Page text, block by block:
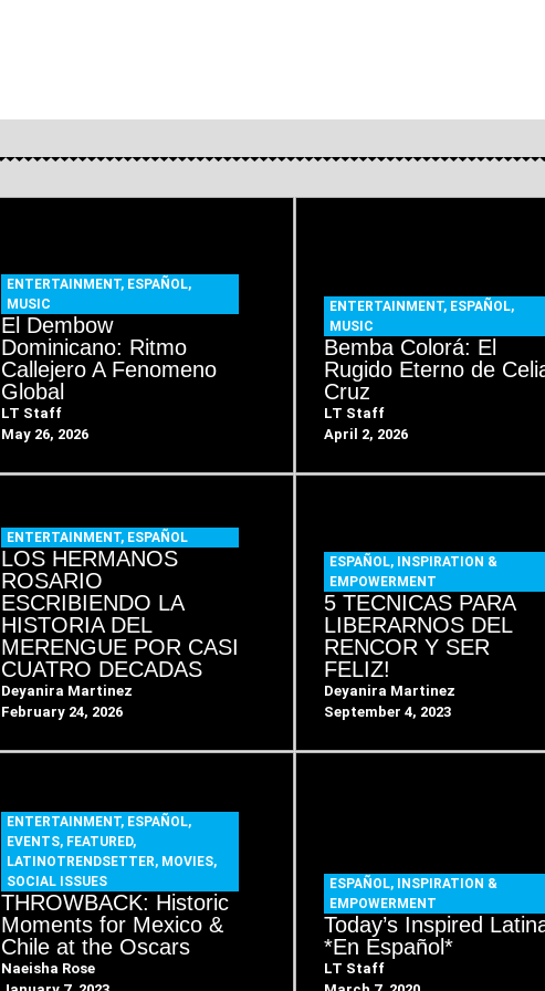
ENTERTAINMENT, ESPAÑOL,
MUSIC
El Dembow
Dominicano: Ritmo
Callejero A Fenomeno
Global
LT Staff
May 26, 2026
ENTERTAINMENT, ESPAÑOL,
MUSIC
Bemba Colorá: El
Rugido Eterno de
Cruz
LT Staff
April 2, 2026
ENTERTAINMENT, ESPAÑOL
LOS HERMANOS
ROSARIO
ESCRIBIENDO LA
HISTORIA DEL
MERENGUE POR CASI
CUATRO DECADAS
Deyanira Martinez
February 24, 2026
ESPAÑOL,
INSPIRATION &
EMPOWERMENT
5 TECNICAS PARA
LIBERARNOS DEL
RENCOR Y SER
FELIZ!
Deyanira Martinez
September 4, 2023
ENTERTAINMENT, ESPAÑOL,
EVENTS, FEATURED,
LATINOTRENDSETTER, MOVIES,
SOCIAL ISSUES
THROWBACK: Historic
Moments for Mexico &
Chile at the Oscars
Naeisha Rose
ESPAÑOL,
INSPIRATION &
EMPOWERMENT
Today’s Inspired
*En Español*
LT Staff